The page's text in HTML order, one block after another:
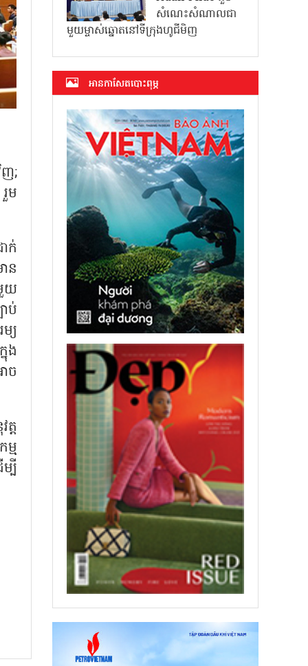
ញ;
ម
ក់
ន
យ
ប់
យ
ង
ច
ត
ម
បី
សំណេះសំណាលជា
មួយម្ចាស់ឆ្នោតនៅទីក្រុងហូជីមិញ
អាន​កាសែត​បោះពុម្ភ